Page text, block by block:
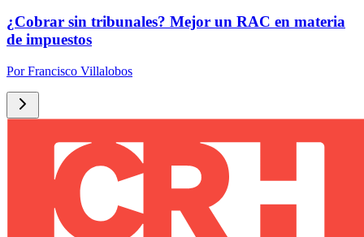
¿Cobrar sin tribunales? Mejor un RAC en materia
de impuestos
PorFrancisco Villalobos